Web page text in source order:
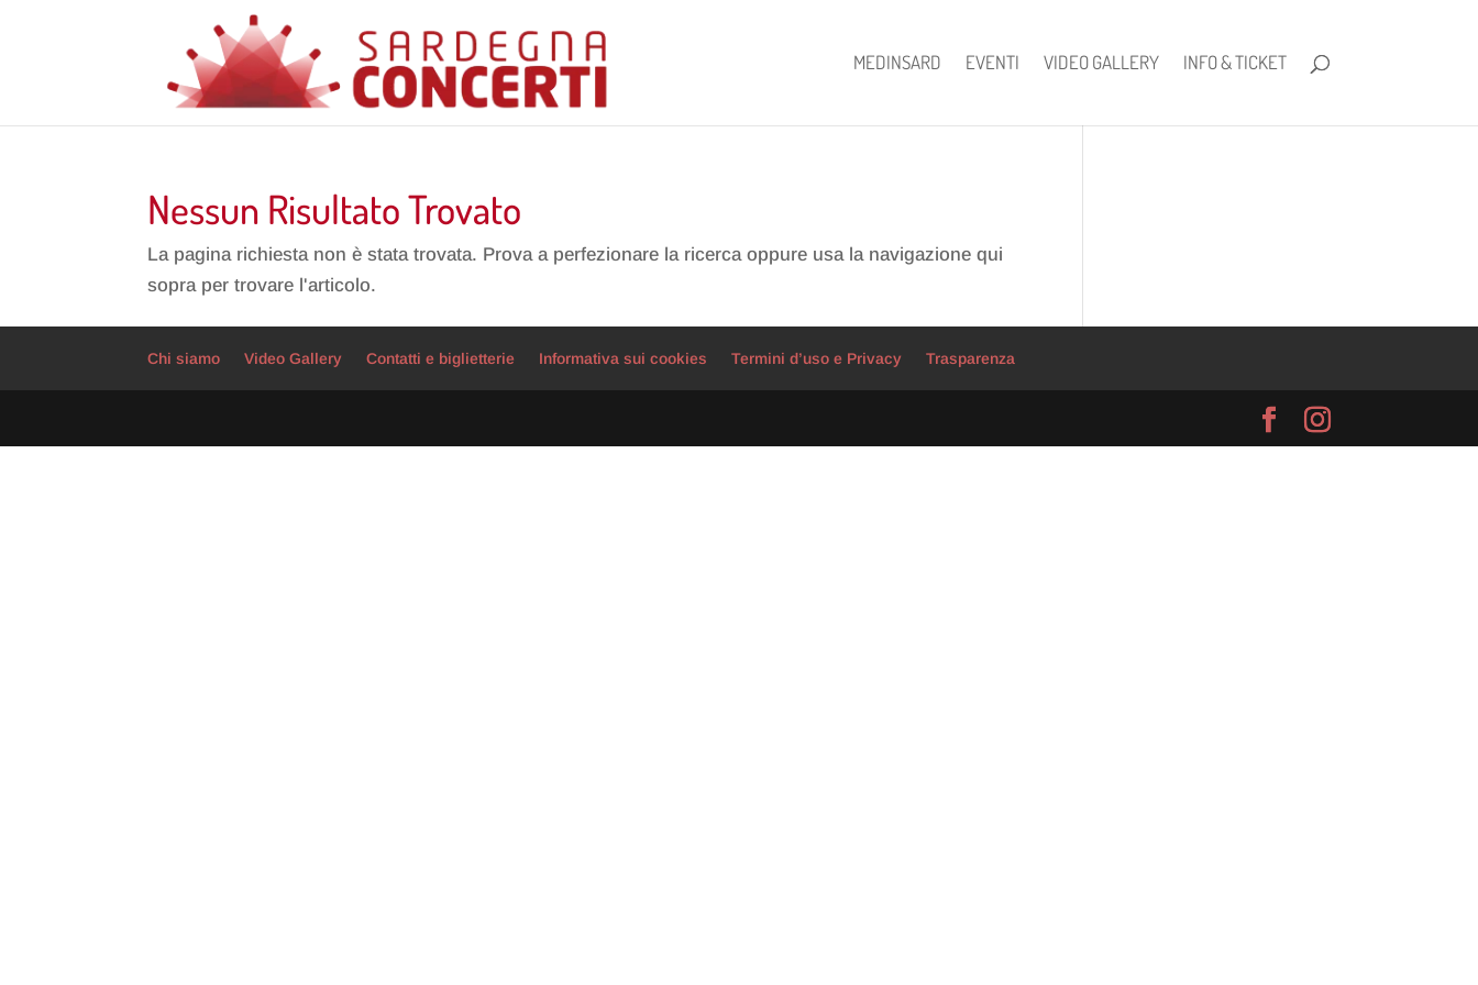
MEDINSARD EVENTI VIDEO GALLERY INFO & TICKET
Nessun Risultato Trovato
La pagina richiesta non è stata trovata. Prova a perfezionare la ricerca oppure usa la navigazione qui
sopra per trovare l'articolo.
Chi siamo Video Gallery Contatti e biglietterie Informativa sui cookies Termini d’uso e Privacy Trasparenza